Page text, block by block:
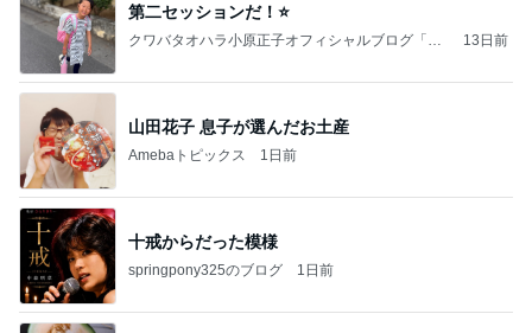
第二セッションだ！⭐️
クワバタオハラ小原正子オフィシャルブログ「女
13日前
山田花子 息子が選んだお土産
Amebaトピックス 1日前
十戒からだった模様
springpony325のブログ 1日前